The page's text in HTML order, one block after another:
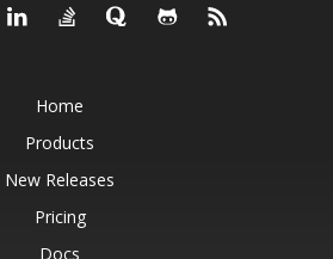
Home
Products
New Releases
Pricing
Docs